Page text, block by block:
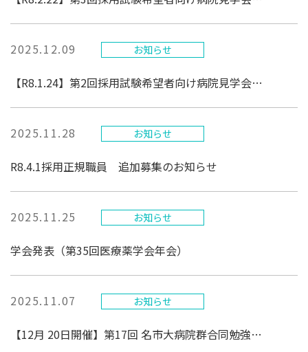
2025.12.09 お知らせ
【R8.1.24】第2回採用試験希望者向け病院見学会のご案内
2025.11.28 お知らせ
R8.4.1採用正規職員 追加募集のお知らせ
2025.11.25 お知らせ
学会発表（第35回医療薬学会年会）
2025.11.07 お知らせ
【12月 20日開催】第17回 名市大病院群合同勉強会のご案内